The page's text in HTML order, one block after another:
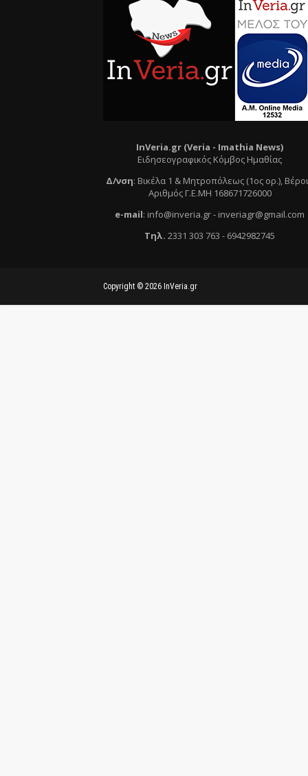
InVeria.gr (Veria - Ιmathia News)
Ειδησεογραφικός Κόμβος Ημαθίας
Δ/νση: Βικέλα 1 & Μητροπόλεως (1ος ορ.),
Αριθμός Γ.Ε.ΜΗ 168671726000
e-mail: info@inveria.gr- inveriagr@gmail.com
Τηλ. 2331 303 763 - 6942982745
Copyright © 2026 InVeria.gr